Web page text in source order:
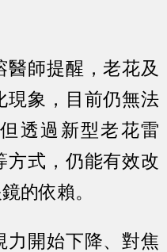
師提醒，老花及
現象，目前仍無法
透過新型老花雷
方式，仍能有效改
的依賴。
力開始下降、對焦